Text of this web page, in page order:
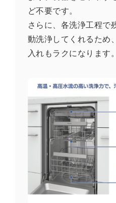
ど不要です。
さらに、各洗浄工程で
動洗浄してくれるため
入れもラクになります。